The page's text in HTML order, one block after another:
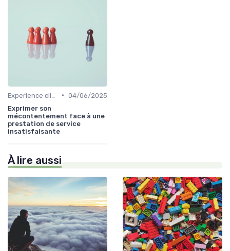
• 04/06/2025
Exprimer son
mécontentement face à une
prestation de service
insatisfaisante
À lire aussi